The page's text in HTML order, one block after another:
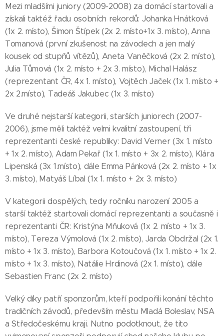
Mezi mladšími juniory (2009-2008) za domácí startovali a
získali taktéž řadu osobních rekordů: Johanka Hnátková
(1x 2. místo), Šimon Štípek (2x 2. místo+1x 3. místo), Anna
Tomanová (první zkušenost na závodech a jen malý
kousek od stupňů vítězů), Aneta Vaněčková (2x 2. místo),
Julia Tůmová (1x 2. místo + 2x 3. místo), Michal Halász
(reprezentant ČR, 4x 1. místo), Vojtěch Jaček (1x 1. místo +
2x 2.místo), Tadeáš Jakubec (1x 3. místo)
Ve druhé nejstarší kategorii, starších juniorech (2007-
2006), jsme měli taktéž velmi kvalitní zastoupení, tři
reprezentanti české republiky: David Verner (3x 1. místo
+ 1x 2. místo), Adam Pekař (1x 1. místo + 3x 2. místo), Klára
Lipenská (3x 1.místo), dále Emma Pánková (2x 2. místo + 1x
3. místo), Matyáš Líbal (1x 1. místo + 2x 3. místo)
V kategorii dospělých, tedy ročníku narození 2005 a
starší taktéž startovali domácí reprezentanti a současně i
reprezentanti ČR: Kristýna Mňuková (1x 2. místo + 1x 3.
místo), Tereza Výmolová (1x 2. místo), Jarda Obdržal (2x 1.
místo + 1x 3. místo), Barbora Kotoučová (1x 1. místo + 1x 2.
místo + 1x 3. místo), Natálie Hrdinová (2x 1. místo), dále
Sebastien Franc (2x 2. místo)
Velký díky patří sponzorům, kteří podpořili konání těchto
tradičních závodů, především městu Mladá Boleslav, NSA
a Středočeskému kraji. Nutno podotknout, že tito